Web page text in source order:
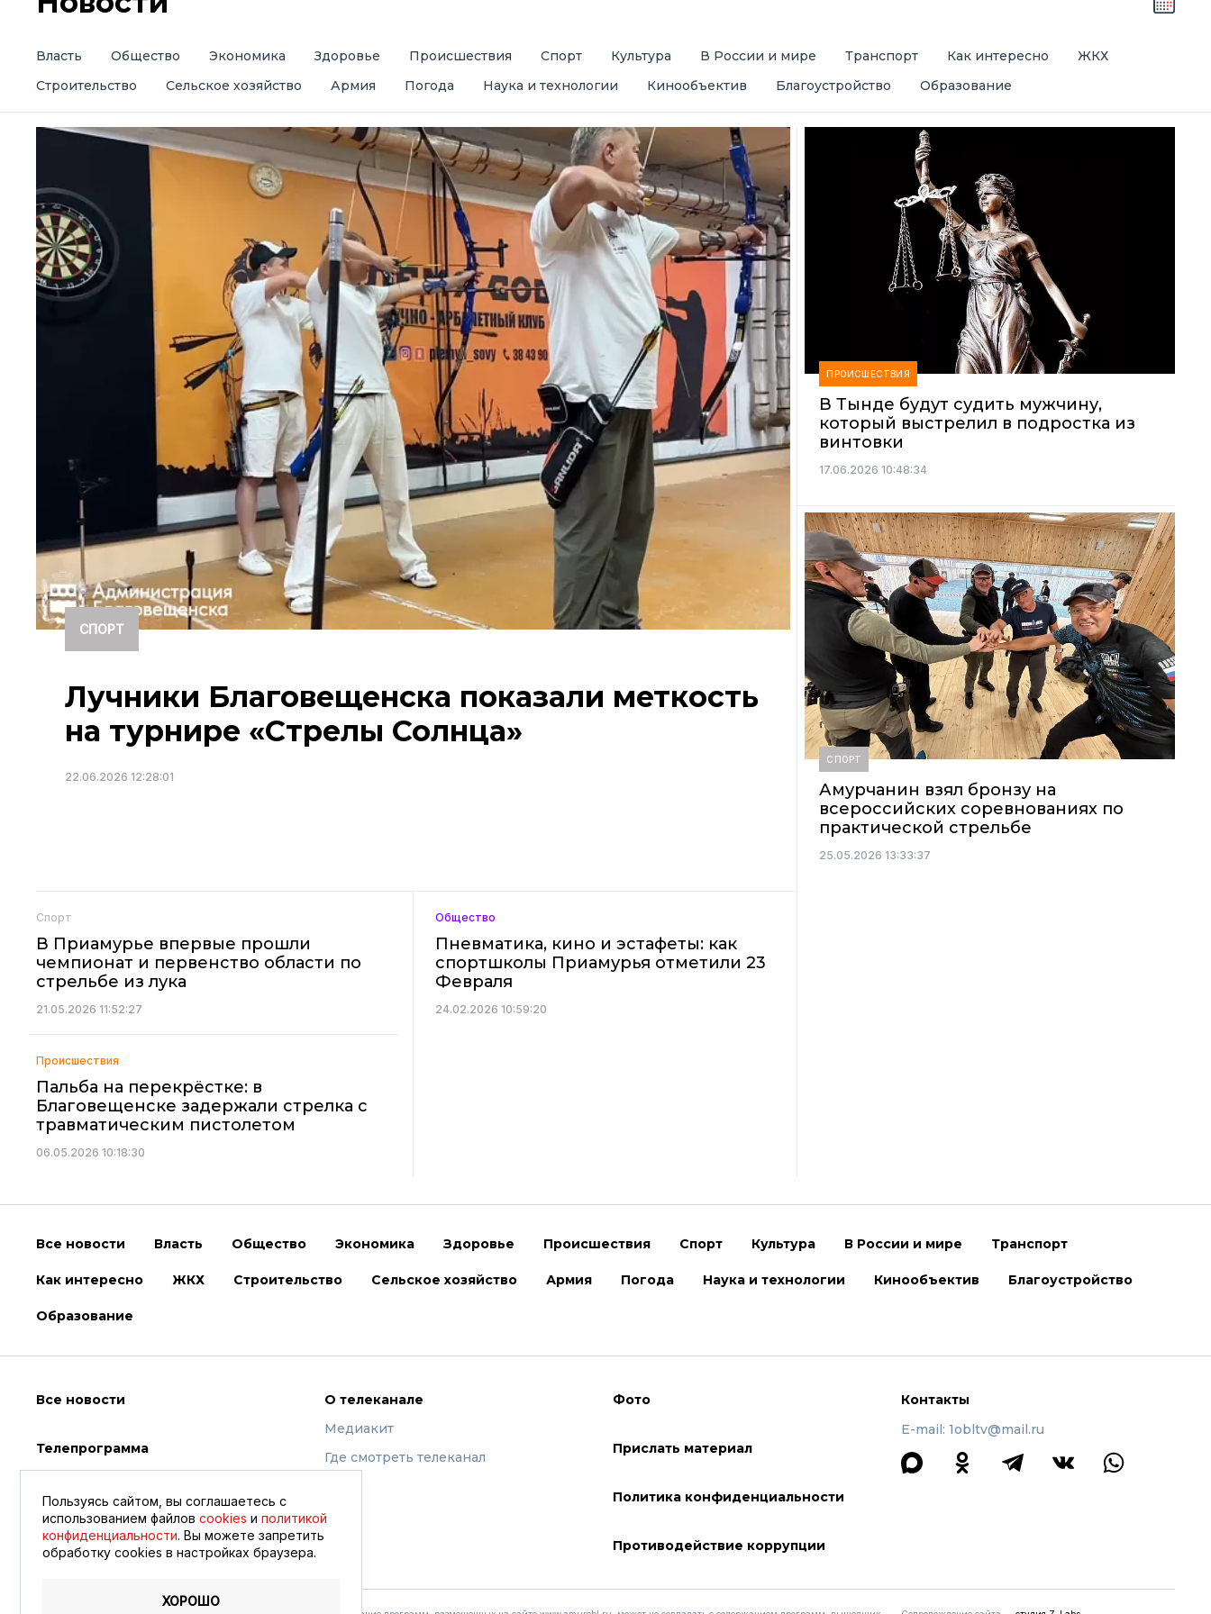
Власть Общество Экономика Здоровье Происшествия Спорт Культура В России и мире Транспорт Как интересно
ЖКХ
Строительство
Сельское хозяйство Армия Погода Наука и технологии Кинообъектив Благоустройство Образование
СПОРТ
Лучники Благовещенска показали меткость
на турнире «Стрелы Солнца»
22.06.2026 12:28:01
ПРОИСШЕСТВИЯ
В Тынде будут судить мужчину,
который выстрелил в подростка из
винтовки
17.06.2026 10:48:34
СПОРТ
Амурчанин взял бронзу на
всероссийских соревнованиях по
практической стрельбе
25.05.2026 13:33:37
Спорт
В Приамурье впервые прошли
чемпионат и первенство области по
стрельбе из лука
21.05.2026 11:52:27
Происшествия
Пальба на перекрёстке: в
Благовещенске задержали стрелка с
травматическим пистолетом
06.05.2026 10:18:30
Общество
Пневматика, кино и эстафеты: как
спортшколы Приамурья отметили 23
Февраля
24.02.2026 10:59:20
Все новости Власть Общество Экономика Здоровье Происшествия Спорт Культура В России и мире Транспорт
Как интересно ЖКХ Строительство Сельское хозяйство Армия Погода Наука и технологии Кинообъектив Благоустройство
Образование
Все новости
Телепрограмма
Видео
О телеканале
Медиакит
Где смотреть телеканал
Фото
Прислать материал
Политика конфиденциальности
Противодействие коррупции
Контакты
E-mail: 1obltv@mail.ru
Пользуясь сайтом, вы соглашаетесь с
использованием файлов cookies и политикой
конфиденциальности. Вы можете запретить
обработку сookies в настройках браузера.
ХОРОШО